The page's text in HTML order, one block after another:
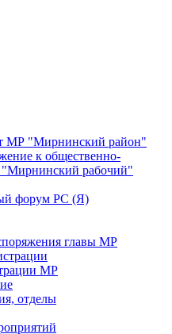
МР "Мирнинский район"
к общественно-
"Мирнинский рабочий"
форум РС (Я)
главы МР
МР
отделы